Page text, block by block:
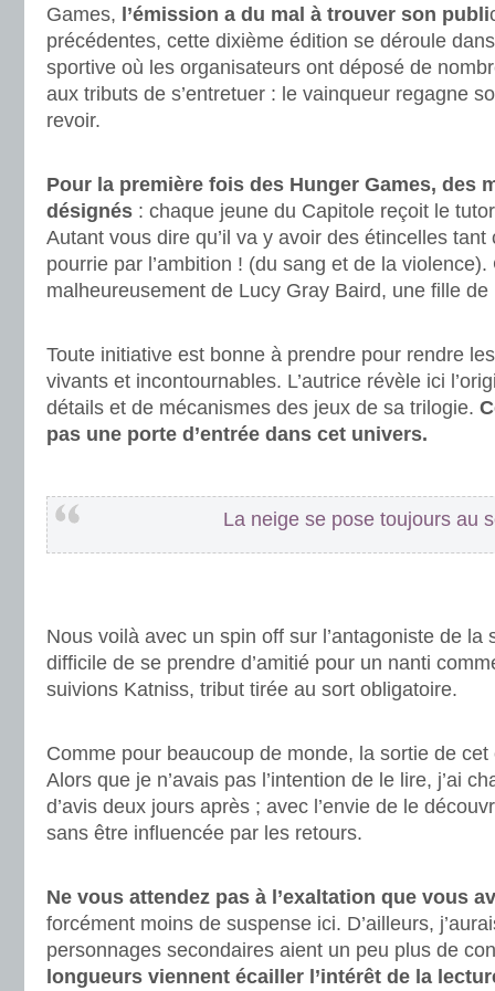
Games, l’émission a du mal à trouver son publi
précédentes, cette dixième édition se déroule
sportive où les organisateurs ont déposé de
aux tributs de s’entretuer : le vainqueur regagne
revoir.
Pour la première fois des Hunger Games, des
désignés : chaque jeune du Capitole reçoit le
Autant vous dire qu’il va y avoir des étincelles
pourrie par l’ambition ! (du sang et de la
malheureusement de Lucy Gray Baird, une fille de
Toute initiative est bonne à prendre pour rendre
vivants et incontournables. L’autrice révèle ici
détails et de mécanismes des jeux de sa trilogie.
pas une porte d’entrée dans cet univers.
La neige se pose toujours au
Nous voilà avec un spin off sur l’antagoniste de la
difficile de se prendre d’amitié pour un nanti
suivions Katniss, tribut tirée au sort obligatoire.
Comme pour beaucoup de monde, la sortie de
Alors que je n’avais pas l’intention de le lire, j’ai
d’avis deux jours après ; avec l’envie de le
sans être influencée par les retours.
Ne vous attendez pas à l’exaltation que vous
forcément moins de suspense ici. D’ailleurs,
personnages secondaires aient un peu plus de
longueurs viennent écailler l’intérêt de la